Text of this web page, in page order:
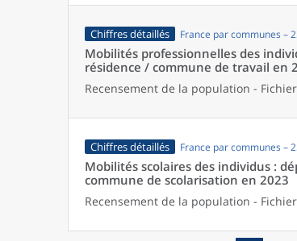
Chiffres détaillés France par communes –
Mobilités professionnelles des
résidence / commune de travail en
Recensement de la population -
Chiffres détaillés France par communes –
Mobilités scolaires des individus :
commune de scolarisation en 2023
Recensement de la population -